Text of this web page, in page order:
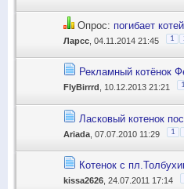
Опрос: погибает
Ларсс , 04.11.2014 21:45 1
Рекламный котёнок
FlyBirrrd , 10.12.2013 21:21 1
Ласковый котенок
Ariada , 07.07.2010 11:29 1
Котенок с
kissa2626 , 24.07.2011 17:14